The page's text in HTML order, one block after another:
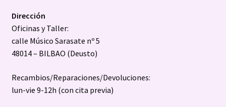
Dirección
Oficinas y Taller:
calle Músico Sarasate nº 5
48014 – BILBAO (Deusto)
Recambios/Reparaciones/Devoluciones:
lun-vie 9-12h (con cita previa)